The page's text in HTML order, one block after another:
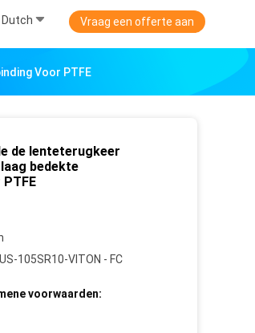
Dutch Vraag een offerte aan
Voor PTFE
de lenteterugkeer
bedekte
105SR10-VITON - FC
voorwaarden: